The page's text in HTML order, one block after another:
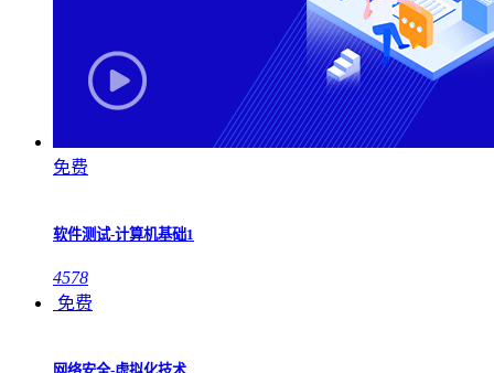
免费
软件测试-计算机基础1
4578
免费